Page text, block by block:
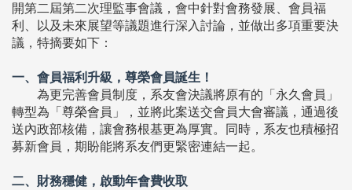
開第二屆第二次理監事會議，會中針對會務發展、會員福
利、以及未來展望等議題進行深入討論，並做出多項重要決
議，特摘要如下：
一、會員福利升級，尊榮會員誕生！
為更完善會員制度，系友會決議將原有的「永久會員」
轉型為「尊榮會員」，並將此案送交會員大會審議，通過後
送內政部核備，讓會務根基更為厚實。同時，系友也積極招
募新會員，期盼能將系友們更緊密連結一起。
二、財務穩健，啟動年會費收取